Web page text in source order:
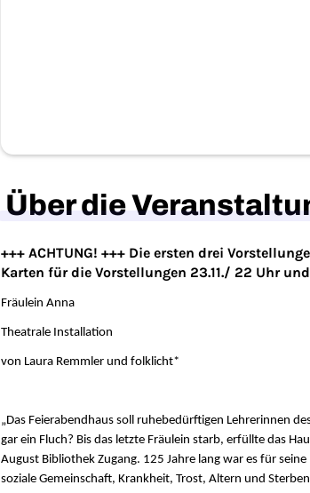
Über die
+++ ACHTUNG! +++ Die ersten drei
Karten für die Vorstellungen 23.11./ 22 Uhr
Fräulein Anna
Theatrale Installation
von Laura Remmler und folklicht*
„Das Feierabendhaus soll ruhebedürftigen Lehrerinnen
gar ein Fluch? Bis das letzte Fräulein starb, erfüllte das
August Bibliothek Zugang. 125 Jahre lang war es für
soziale Gemeinschaft, Krankheit, Trost, Altern und